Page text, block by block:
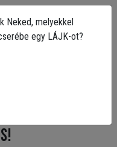
készül
Neked, melyekkel
egy LÁJK-ot?